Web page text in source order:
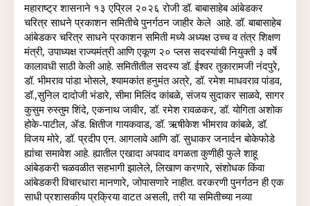
महाराष्ट्र शासनाने १३ एप्रिल २०२६ रोजी डॉ. बाबासाहेब आंबेडकर
चरित्र साधने प्रकाशन समितीचे पुनर्गठन जाहीर केले आहे. डॉ. बाबासाहेब
आंबेडकर चरित्र साधने प्रकाशन समिती मध्ये अध्यक्ष उच्च व तंत्र शिक्षण
मंत्री, उपाध्यक्ष राज्यमंत्री आणि एकूण २० प्लस सदस्यांची नियुक्ती ३ वर्षे
कालावधी साठी केली आहे. समितीतील सदस्य डॉ. ईश्वर तुकारामजी नंदपुरे,
डॉ. भीमराव पांडा भोसले, श्यामकांत हनुमंत अत्रे, डॉ. रमेश माधवराव पांडव,
डॉ.,सुनिल दादोजी भंडारे, सीमा मिलिंद कांबळे, संजय सुदाकर साळवे, सागर
कुसुम रुस्तुम शिंदे, एकनाथ जावीर, डॉ. रमेश रावळकर, डॉ. योगिता अशोक
होके-पाटील, ॲड. क्षितीज गायकवाड, डॉ. ऋषीकेश भीमराव कांबळे, डॉ.
विजय मोरे, डॉ. प्रदीप एन. आगलावे आणि डॉ. सुधाकर जनार्दन बोकेफोडे
ह्यांचा समावेश आहे. ह्यातील एखादा अपवाद वगळता कुणीही फुले शाहू
आंबेडकरी चळवळीत सहभागी झालेले, लिखाण करणारे, संशोधक किंवा
आंबेडकरी विचारधारा मानणारे, जोपासणारे नाहीत. वरकरणी पुनर्गठन ही एक
साधी प्रशासकीय प्रक्रिया वाटत असली, तरी या समितीच्या नव्या